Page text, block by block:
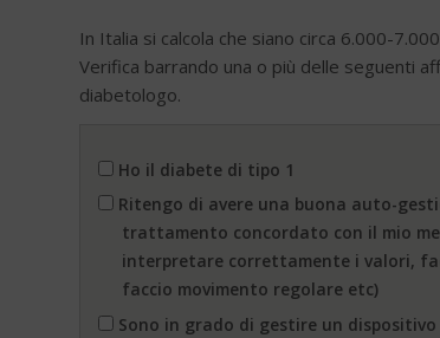
In Italia si calcola che siano circa 6.000-
Verifica barrando una o più delle seguenti
diabetologo.
Potrei avere una neuropatia senza
Ho il diabete di tipo 1
Ritengo di avere una buona auto-
trattamento concordato con il mio
interpretare correttamente i valori,
faccio movimento regolare etc)
Sono in grado di gestire un